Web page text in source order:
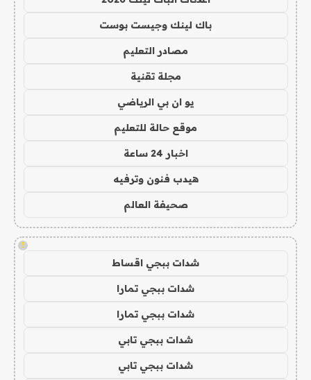
باك لينك وجيست بوست
مصادر التعليم
مجلة تقنية
يو ان بي الرياضي
موقع حالة للتعليم
اخبار 24 ساعة
هيدب فنون وترفيه
صحيفة العالم
!
شدات ببجي اقساط
شدات ببجي تمارا
شدات ببجي تمارا
شدات ببجي تابي
شدات ببجي تابي